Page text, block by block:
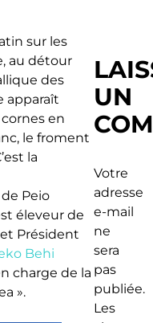
sur les
au détour
des
apparaît
en
le froment
la
Peio
éleveur de
Président
Behi
charge de la
».
UN
Votre
adresse
e-mail
ne
sera
pas
publiée.
Les